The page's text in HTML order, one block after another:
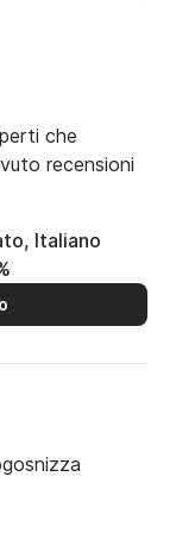
che
recensioni
Italiano